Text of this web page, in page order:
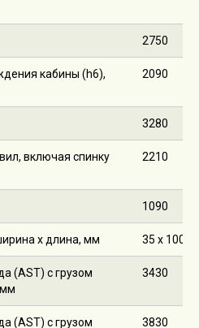
2750
кабины (h6),
2090
3280
включая спинку
2210
1090
х длина, мм 35 х 100 х
(AST) с грузом
3430
(AST) с грузом
3830